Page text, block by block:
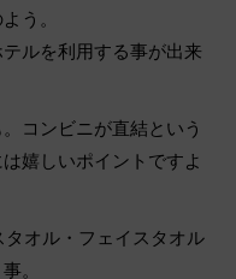
う。
ルを利用する事が出来
コンビニが直結という
嬉しいポイントですよ
オル・フェイスタオル
。